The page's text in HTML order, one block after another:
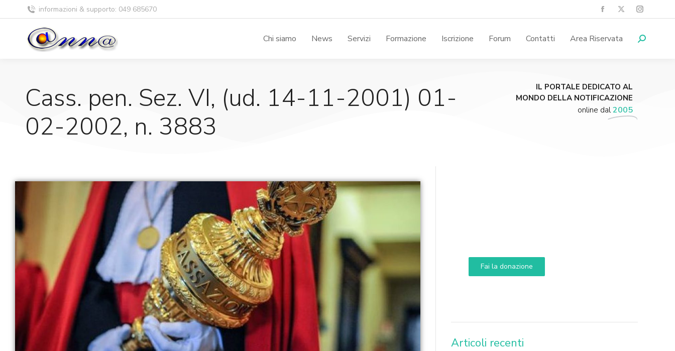
informazioni & supporto: 049 685670
Chi siamo News Servizi Formazione Iscrizione Forum Contatti Area Riservata
Cass. pen. Sez. VI, (ud. 14-11-2001) 01-
02-2002, n. 3883
IL PORTALE DEDICATO AL
MONDO DELLA NOTIFICAZIONE
online dal2005
Fai la donazione
DONA
Articoli recenti